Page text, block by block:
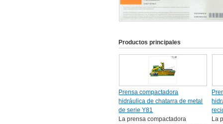
Productos principales
Prensa compactadora
hidráulica de chatarra de metal
de serie Y81
La prensa compactadora
La